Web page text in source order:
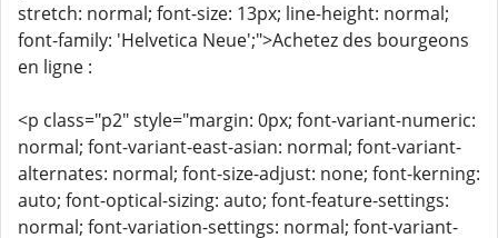
stretch: normal; font-size: 13px; line-height: normal;
font-family: 'Helvetica Neue';">Achetez des bourgeons
en ligne :
<p class="p2" style="margin: 0px; font-variant-numeric:
normal; font-variant-east-asian: normal; font-variant-
alternates: normal; font-size-adjust: none; font-kerning:
auto; font-optical-sizing: auto; font-feature-settings:
normal; font-variation-settings: normal; font-variant-